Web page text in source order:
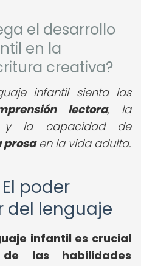
el desarrollo
en la
creativa?
infantil sienta las
lectora, la
la capacidad de
prosaen la vida adulta.
poder
lenguaje
infantiles crucial
las habilidades